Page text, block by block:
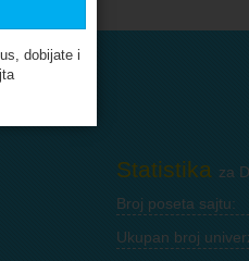
Statistika za
Broj poseta sajtu:
Ukupan broj
dobijate i